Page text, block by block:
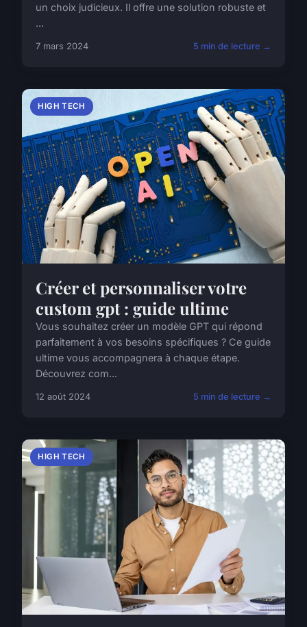
un choix judicieux. Il offre une solution robuste et
...
7 mars 2024 5 min de lecture →
HIGH TECH
Créer et personnaliser votre
custom gpt : guide ultime
Vous souhaitez créer un modèle GPT qui répond
parfaitement à vos besoins spécifiques ? Ce guide
ultime vous accompagnera à chaque étape.
Découvrez com...
12 août 2024 5 min de lecture →
HIGH TECH